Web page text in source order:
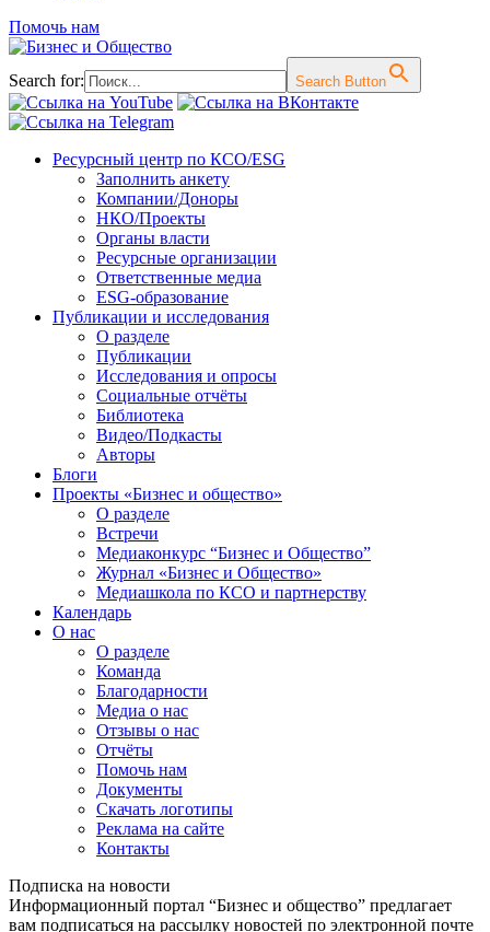
Помочь нам
Search for: Search Button
Перейти
содержимому
Ресурсный центр по КСО/ESG
Заполнить анкету
Компании/Доноры
НКО/Проекты
Органы власти
Ресурсные организации
Ответственные медиа
ESG-образование
Публикации и исследования
О разделе
Публикации
Исследования и опросы
Социальные отчёты
Библиотека
Видео/Подкасты
Авторы
Блоги
Проекты «Бизнес и общество»
О разделе
Встречи
Медиаконкурс “Бизнес и Общество”
Журнал «Бизнес и Общество»
Медиашкола по КСО и партнерству
Календарь
О нас
О разделе
Команда
Благодарности
Медиа о нас
Отзывы о нас
Отчёты
Помочь нам
Документы
Скачать логотипы
Реклама на сайте
Контакты
Подписка на новости
Информационный портал “Бизнес и общество” предлагает
вам подписаться на рассылку новостей по электронной почте